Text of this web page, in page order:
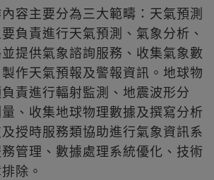
容主要分為三大範疇：天氣預測
負責進行天氣預測、氣象分析、
提供氣象諮詢服務、收集氣象數
作天氣預報及警報資訊。地球物
責進行輻射監測、地震波形分
、收集地球物理數據及撰寫分析
授時服務類協助進行氣象資訊系
管理、數據處理系統優化、技術
除。